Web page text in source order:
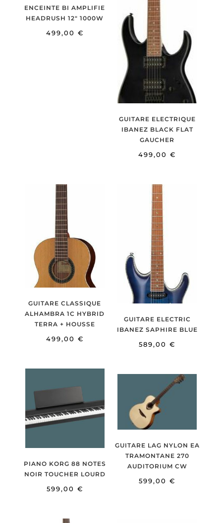
ENCEINTE BI AMPLIFIE
HEADRUSH 12″ 1000W
499,00 €
GUITARE ELECTRIQUE
IBANEZ BLACK FLAT
GAUCHER
499,00€
GUITARE CLASSIQUE
ALHAMBRA 1C HYBRID
TERRA + HOUSSE
499,00 €
GUITARE ELECTRIC
IBANEZ SAPHIRE BLUE
589,00€
PIANO KORG 88 NOTES
NOIR TOUCHER LOURD
599,00 €
GUITARE LAG NYLON EA
TRAMONTANE 270
AUDITORIUM CW
599,00€